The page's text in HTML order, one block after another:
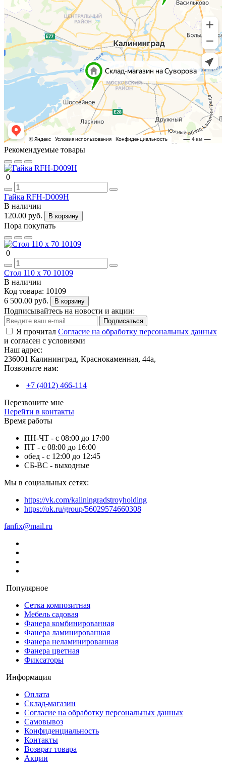
Рекомендуемые товары
0
Гайка RFH-D009H
В наличии
120.00 руб.
В корзину
Пора покупать
0
Стол 110 x 70 10109
В наличии
Код товара: 10109
6 500.00 руб.
В корзину
Подписывайтесь на новости и акции:
Подписаться
Я прочитал Согласие на обработку персональных данных
и согласен с условиями
Наш адрес:
236001 Калининград, Краснокаменная, 44а,
Позвоните нам:
+7 (4012) 466-114
Перезвоните мне
Перейти в контакты
Время работы
ПН-ЧТ - с 08:00 до 17:00
ПТ - с 08:00 до 16:00
обед - с 12:00 до 12:45
СБ-ВС - выходные
Мы в социальных сетях:
https://vk.com/kaliningradstroyholding
https://ok.ru/group/56029574660308
fanfix@mail.ru
Популярное
Сетка композитная
Мебель садовая
Фанера комбинированная
Фанера ламинированная
Фанера неламинированная
Фанера цветная
Фиксаторы
Информация
Оплата
Склад-магазин
Согласие на обработку персональных данных
Самовывоз
Конфиденциальность
Контакты
Возврат товара
Акции